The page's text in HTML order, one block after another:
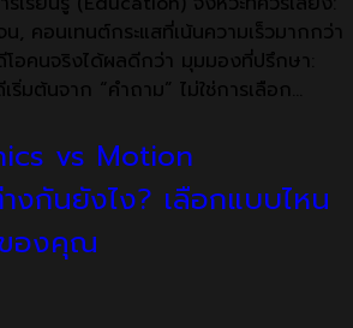
น, คอนเทนต์กระแสที่เน้นความเร็วมากกว่า
อคนจริงได้ผลดีกว่า มุมมองที่ปรึกษา:
มต้นจาก “คำถาม” ไม่ใช่การเลือก…
vs Motion
กันยังไง? เลือกแบบไหน
ของคุณ